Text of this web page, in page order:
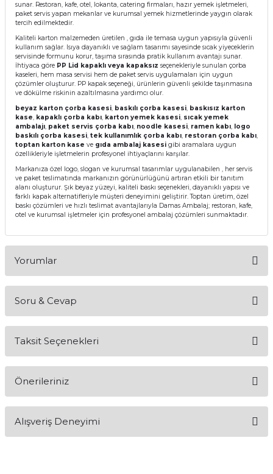
sunar. Restoran, kafe, otel, lokanta, catering firmaları, hazır yemek işletmeleri,
paket servis yapan mekanlar ve kurumsal yemek hizmetlerinde yaygın olarak
tercih edilmektedir.
Kaliteli karton malzemeden üretilen , gıda ile temasa uygun yapısıyla güvenli
kullanım sağlar. Isıya dayanıklı ve sağlam tasarımı sayesinde sıcak yiyeceklerin
servisinde formunu korur, taşıma sırasında pratik kullanım avantajı sunar.
İhtiyaca göre PP Lid kapaklı veya kapaksız seçenekleriyle sunulan çorba
kaseleri, hem masa servisi hem de paket servis uygulamaları için uygun
çözümler oluşturur. PP kapak seçeneği, ürünlerin güvenli şekilde taşınmasına
ve dökülme riskinin azaltılmasına yardımcı olur.
beyaz karton çorba kasesi, baskılı çorba kasesi, baskısız karton
kase, kapaklı çorba kabı, karton yemek kasesi, sıcak yemek
ambalajı, paket servis çorba kabı, noodle kasesi, ramen kabı, logo
baskılı çorba kasesi, tek kullanımlık çorba kabı, restoran çorba kabı,
toptan karton kase ve gıda ambalaj kasesi gibi aramalara uygun
özellikleriyle işletmelerin profesyonel ihtiyaçlarını karşılar.
Markanıza özel logo, slogan ve kurumsal tasarımlar uygulanabilen , her servis
ve paket teslimatında markanızın görünürlüğünü artıran etkili bir tanıtım
alanı oluşturur. Şık beyaz yüzeyi, kaliteli baskı seçenekleri, dayanıklı yapısı ve
farklı kapak alternatifleriyle müşteri deneyimini geliştirir. Toptan üretim, özel
baskı çözümleri ve hızlı teslimat avantajlarıyla Damas Ambalaj; restoran, kafe,
otel ve kurumsal işletmeler için profesyonel ambalaj çözümleri sunmaktadır.
Yorumlar
Soru & Cevap
Taksit Seçenekleri
Önerileriniz
konularda yetersiz gördüğünüz noktaları öneri formunu
kullanarak tarafımıza iletebilirsiniz.
Alışveriş Deneyimi